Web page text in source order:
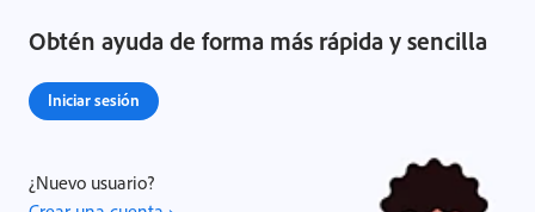
Obtén ayuda de forma más rápida y sencilla
Iniciar sesión
¿Nuevo usuario?